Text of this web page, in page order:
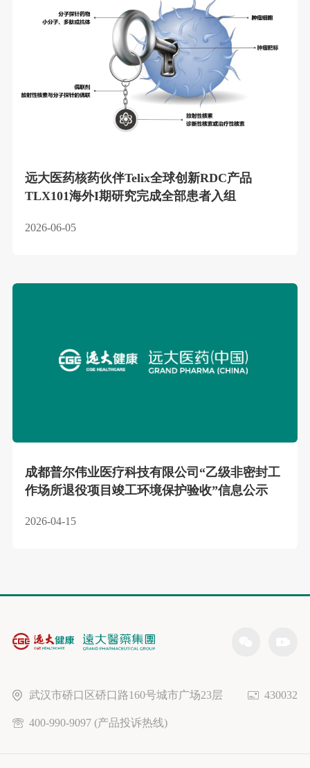
远大医药核药伙伴Telix全球创新RDC产品
TLX101海外I期研究完成全部患者入组
2026-06-05
成都普尔伟业医疗科技有限公司“乙级非密封工
作场所退役项目竣工环境保护验收”信息公示
2026-04-15
武汉市硚口区硚口路160号城市广场23层 430032
400-990-9097 (产品投诉热线)